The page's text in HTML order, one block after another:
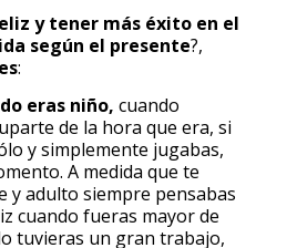
y tener más éxito en el
según el presente?,
:
eras niño, cuando
de la hora que era, si
y simplemente jugabas,
A medida que te
y adulto siempre pensabas
cuando fueras mayor de
tuvieras un gran trabajo,